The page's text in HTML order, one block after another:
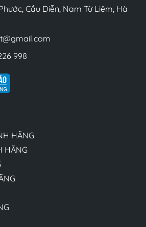
Cầu Diễn, Nam Từ Liêm, Hà
998
HÃNG
HÃNG